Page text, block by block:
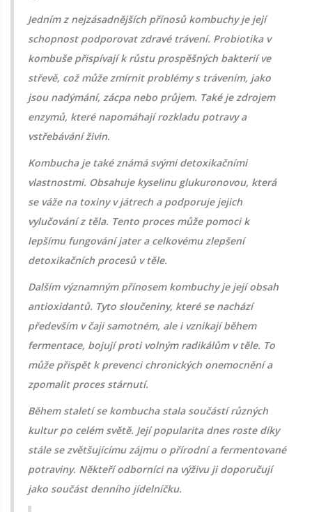
Jedním z nejzásadnějších přínosů kombuchy je její
schopnost podporovat zdravé trávení. Probiotika v
kombuše přispívají k růstu prospěšných bakterií ve
střevě, což může zmírnit problémy s trávením, jako
jsou nadýmání, zácpa nebo průjem. Také je zdrojem
enzymů, které napomáhají rozkladu potravy a
vstřebávání živin.
Kombucha je také známá svými detoxikačními
vlastnostmi. Obsahuje kyselinu glukuronovou, která
se váže na toxiny v játrech a podporuje jejich
vylučování z těla. Tento proces může pomoci k
lepšímu fungování jater a celkovému zlepšení
detoxikačních procesů v těle.
Dalším významným přínosem kombuchy je její obsah
antioxidantů. Tyto sloučeniny, které se nachází
především v čaji samotném, ale i vznikají během
fermentace, bojují proti volným radikálům v těle. To
může přispět k prevenci chronických onemocnění a
zpomalit proces stárnutí.
Během staletí se kombucha stala součástí různých
kultur po celém světě. Její popularita dnes roste díky
stále se zvětšujícímu zájmu o přírodní a fermentované
potraviny. Někteří odborníci na výživu ji doporučují
jako součást denního jídelníčku.